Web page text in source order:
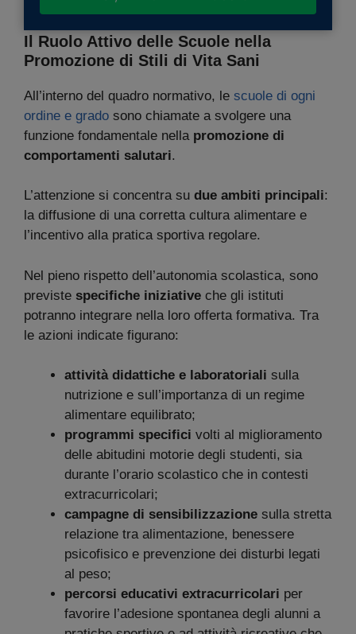
Il Ruolo Attivo delle Scuole nella
Promozione di Stili di Vita Sani
All’interno del quadro normativo, le scuole di ogni
ordine e grado sono chiamate a svolgere una
funzione fondamentale nella promozione di
comportamenti salutari.
L’attenzione si concentra su due ambiti principali:
la diffusione di una corretta cultura alimentare e
l’incentivo alla pratica sportiva regolare.
Nel pieno rispetto dell’autonomia scolastica, sono
previste specifiche iniziative che gli istituti
potranno integrare nella loro offerta formativa. Tra
le azioni indicate figurano:
attività didattiche e laboratoriali sulla
nutrizione e sull’importanza di un regime
alimentare equilibrato;
programmi specifici volti al miglioramento
delle abitudini motorie degli studenti, sia
durante l’orario scolastico che in contesti
extracurricolari;
campagne di sensibilizzazione sulla stretta
relazione tra alimentazione, benessere
psicofisico e prevenzione dei disturbi legati
al peso;
percorsi educativi extracurricolari per
favorire l’adesione spontanea degli alunni a